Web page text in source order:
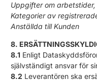
Uppgifter om
Kategorier av
Anställda till Kunden
8.
8.1 Enligt
självständigt ansvar för
8.2 Leverantören ska